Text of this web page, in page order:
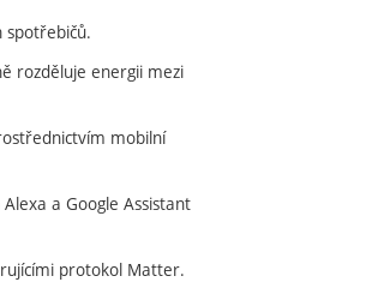
spotřebičů.
rozděluje energii mezi
mobilní
a Google Assistant
protokol Matter.